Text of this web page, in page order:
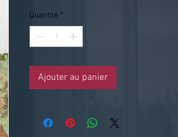
Quantité *
Ajouter au panier